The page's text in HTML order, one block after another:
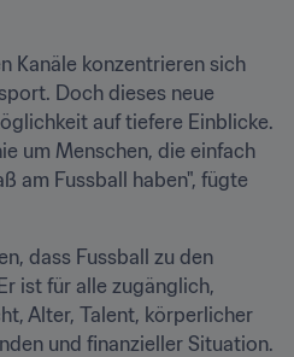
Kanäle konzentrieren sich
Doch dieses neue
auf tiefere Einblicke.
um Menschen, die einfach
am Fussball haben", fügte
dass Fussball zu den
ist für alle zugänglich,
Alter, Talent, körperlicher
und finanzieller Situation.